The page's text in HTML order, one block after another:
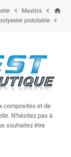
home

Mastics


pistolable
composites et de
N'hésitez pas à
souhaitez être